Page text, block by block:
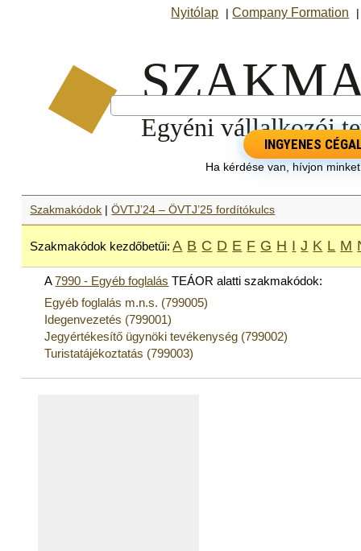
Nyitólap |Company Formation
INGYENES
Ha kérdése van, hívjon
Szakmakódok |ÖVTJ’24 – ÖVTJ’25 fordítókulcs
Szakmakódok kezdőbetűi: A B C D E F G H I J K L M
A7990 - Egyéb foglalás TEÁOR alatti szakmakódok:
Egyéb foglalás m.n.s. (799005)
Idegenvezetés (799001)
Jegyértékesítő ügynöki tevékenység (799002)
Turistatájékoztatás (799003)